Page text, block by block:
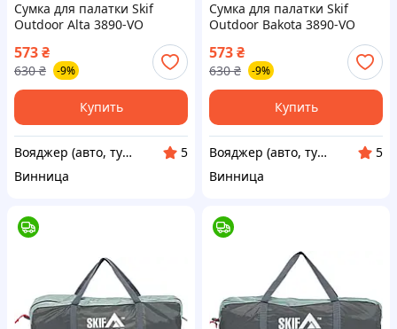
Сумка для палатки Skif
Outdoor Alta 3890-VO
573₴
630 ₴ -9%
Купить
Вояджер (авто, туризм, спорт)
5
Винница
Сумка для палатки Skif
Outdoor Bakota 3890-VO
573₴
630 ₴ -9%
Купить
Вояджер (авто, туризм, спорт)
5
Винница